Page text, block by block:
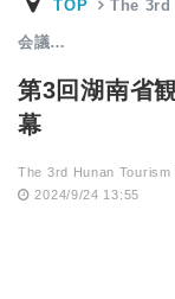
TOP The
会議…
第3回湖南省
幕
The 3rd Hunan
2024/9/24 13:55